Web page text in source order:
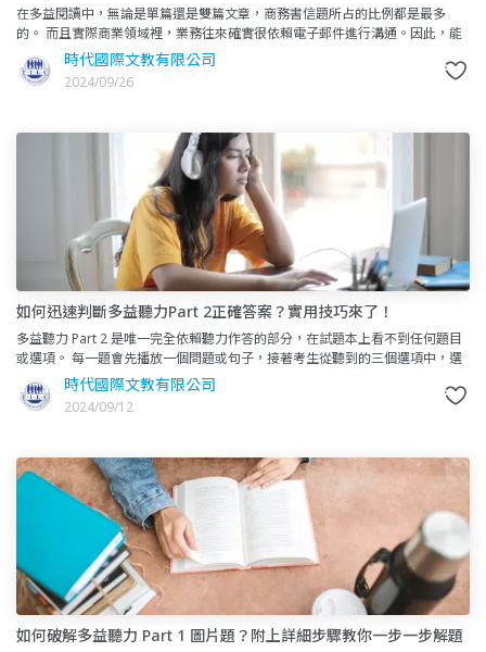
在多益閱讀中，無論是單篇還是雙篇文章，商務書信題所占的比例都是最多
的。 而且實際商業領域裡，業務往來確實很依賴電子郵件進行溝通。因此，能
夠迅速且準確地閱讀信件並找到關鍵資訊，不僅能提升你多益
時代國際文教有限公司
2024/09/26
如何迅速判斷多益聽力Part 2正確答案？實用技巧來了！
多益聽力 Part 2 是唯一完全依賴聽力作答的部分，在試題本上看不到任何題目
或選項。 每一題會先播放一個問題或句子，接著考生從聽到的三個選項中，選
出最合適的回答。&nb
時代國際文教有限公司
2024/09/12
如何破解多益聽力 Part 1 圖片題？附上詳細步驟教你一步一步解題